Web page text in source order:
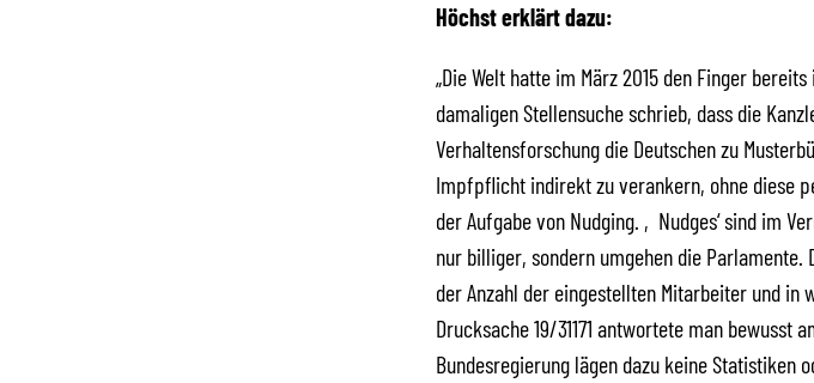
Höchst erklärt dazu:
„Die Welt hatte im März 2015 den Finger
damaligen Stellensuche schrieb, dass die
Verhaltensforschung die Deutschen zu
Impfpflicht indirekt zu verankern, ohne diese
der Aufgabe von Nudging. ‚Nudges‘ sind im
nur billiger, sondern umgehen die
der Anzahl der eingestellten Mitarbeiter und in
Drucksache 19/31171 antwortete man
Bundesregierung lägen dazu keine Statistiken